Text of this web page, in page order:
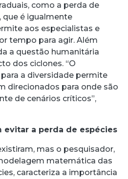
como a perda de
que é igualmente
aos especialistas e
tempo para agir. Além
a questão humanitária
dos ciclones. “O
a diversidade permite
direcionados para onde são
de cenários críticos”,
evitar a perda de espécies
mas o pesquisador,
matemática das
caracteriza a importância